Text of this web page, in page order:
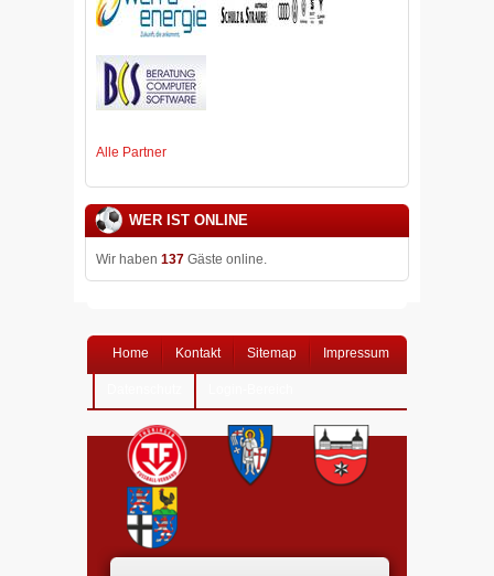
Alle Partner
WER IST ONLINE
Wir haben 137 Gäste online.
Home Kontakt Sitemap Impressum